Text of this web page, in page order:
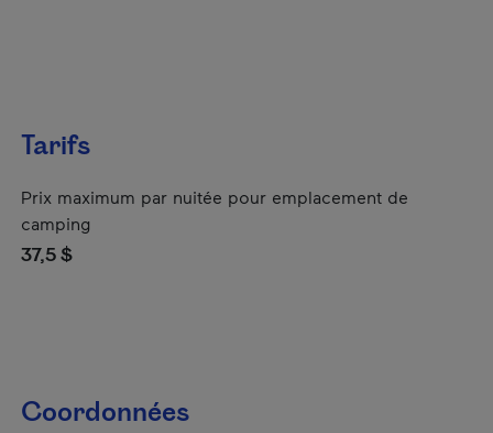
Tarifs
Prix maximum par nuitée pour emplacement de
camping
37,5 $
Coordonnées